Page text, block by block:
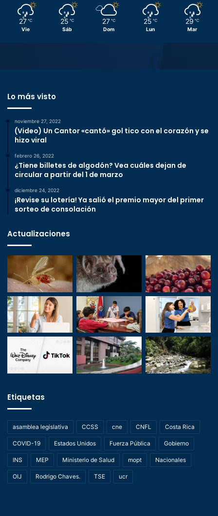
27 ℃
Vie
25 ℃
Sáb
27 ℃
Dom
25 ℃
Lun
29 ℃
Mar
Lo más visto
noviembre 27, 2022
(Video) Un Cantor «cantó» gol tico con el corazón y se
hizo viral
febrero 26, 2022
¿Tiene billetes de algodón? Vea cuáles dejan de
circular a partir del 1 de marzo
diciembre 24, 2022
¡Revise su lotería! Ya salió el premio mayor del primer
sorteo de consolación
Actualizaciones
Etiquetas
asamblea legislativa CCSS cne CNFL Costa Rica
COVID-19 Estados Unidos Fuerza Pública Gobierno
INS MEP Ministerio de Salud mopt Nacionales
OIJ Rodrigo Chaves. TSE ucr